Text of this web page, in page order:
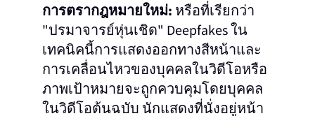
การตรากฎหมายใหม่: หรือที่เรียกว่า
"ปรมาจารย์หุ่นเชิด" Deepfakes ใน
เทคนิคนี้การแสดงออกทางสีหน้าและ
การเคลื่อนไหวของบุคคลในวิดีโอหรือ
ภาพเป้าหมายจะถูกควบคุมโดยบุคคล
ในวิดีโอต้นฉบับ นักแสดงที่นั่งอยู่หน้า